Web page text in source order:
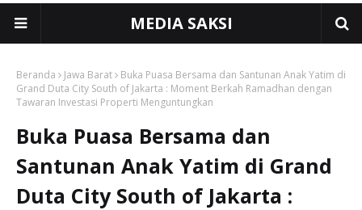
MEDIA SAKSI
Beranda Jawa Barat
Buka Puasa Bersama dan Santunan Anak Yatim di
Grand Duta City South of Jakarta : Moment Berkah Ramadhan dengan
Tawaran Investasi Properti Menguntungkan
Buka Puasa Bersama dan
Santunan Anak Yatim di Grand
Duta City South of Jakarta :